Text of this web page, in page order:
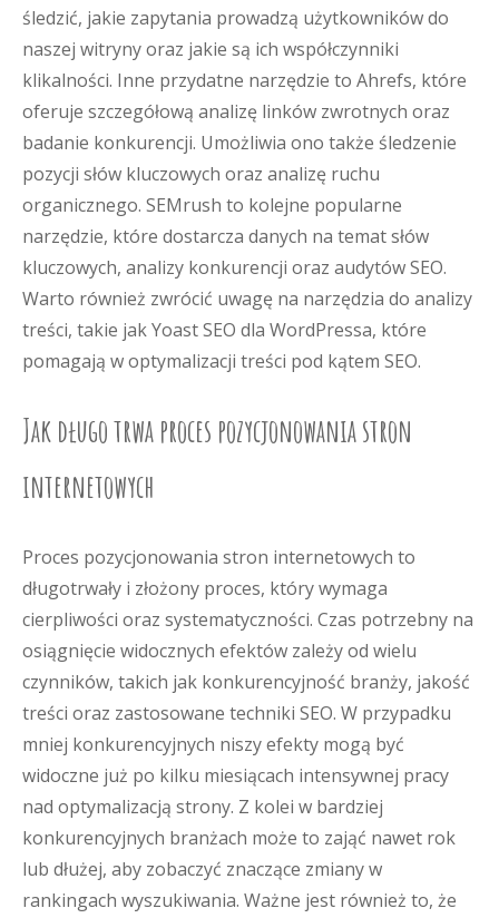
śledzić, jakie zapytania prowadzą użytkowników do
naszej witryny oraz jakie są ich współczynniki
klikalności. Inne przydatne narzędzie to Ahrefs, które
oferuje szczegółową analizę linków zwrotnych oraz
badanie konkurencji. Umożliwia ono także śledzenie
pozycji słów kluczowych oraz analizę ruchu
organicznego. SEMrush to kolejne popularne
narzędzie, które dostarcza danych na temat słów
kluczowych, analizy konkurencji oraz audytów SEO.
Warto również zwrócić uwagę na narzędzia do analizy
treści, takie jak Yoast SEO dla WordPressa, które
pomagają w optymalizacji treści pod kątem SEO.
Jak długo trwa proces pozycjonowania stron
internetowych
Proces pozycjonowania stron internetowych to
długotrwały i złożony proces, który wymaga
cierpliwości oraz systematyczności. Czas potrzebny na
osiągnięcie widocznych efektów zależy od wielu
czynników, takich jak konkurencyjność branży, jakość
treści oraz zastosowane techniki SEO. W przypadku
mniej konkurencyjnych niszy efekty mogą być
widoczne już po kilku miesiącach intensywnej pracy
nad optymalizacją strony. Z kolei w bardziej
konkurencyjnych branżach może to zająć nawet rok
lub dłużej, aby zobaczyć znaczące zmiany w
rankingach wyszukiwania. Ważne jest również to, że